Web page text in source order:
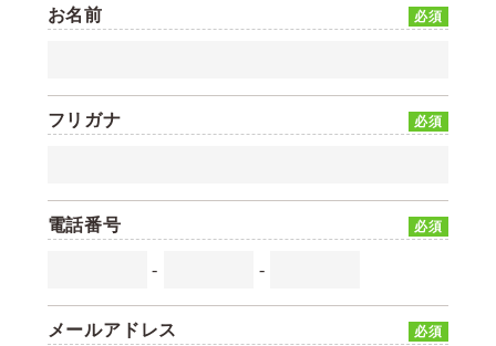
お名前 必須
フリガナ 必須
電話番号 必須
- -
メールアドレス 必須